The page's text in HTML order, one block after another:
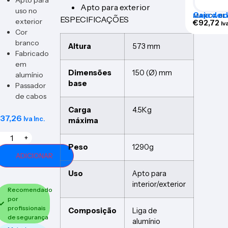
uso no
exterior
Cor
branco
Fabricado
em
alumínio
Passador
de cabos
37,26 Iva Inc.
+
ADICIONAR
Recomendado
por
profissionais
de segurança
Apto para exterior
ESPECIFICAÇÕES
Altura 573 mm
Dimensões
base
150 (Ø) mm
Carga
máxima
4.5Kg
Peso 1290g
Uso
Apto para
interior/exterior
Composição
Liga de
alumínio
MARCA
Caja de
€92,72